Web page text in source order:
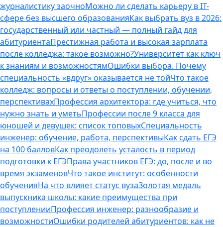
журналистику заочноМожно ли сделать карьеру в IT-
сфере без высшего образованияКак выбрать вуз в 2026:
государственный или частный — полный гайд для
абитуриентаПрестижная работа и высокая зарплата
после колледжа: такое возможно?Университет как ключ
к знаниям и возможностямОшибки выбора. Почему
специальность «вдруг» оказывается не тойЧто такое
колледж: вопросы и ответы о поступлении, обучении,
перспективахПрофессия архитектора: где учиться, что
нужно знать и уметьПрофессии после 9 класса для
юношей и девушек: список топовыхСпециальность
инженер: обучение, работа, перспективыКак сдать ЕГЭ
на 100 балловКак преодолеть усталость в период
подготовки к ЕГЭПрава участников ЕГЭ: до, после и во
время экзаменовЧто такое институт: особенности
обученияНа что влияет статус вузаЗолотая медаль
выпускника школы: какие преимущества при
поступленииПрофессия инженер: разнообразие и
возможностиОшибки родителей абитуриентов: как не